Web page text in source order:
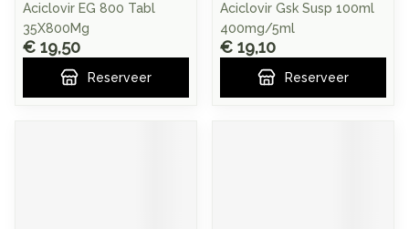
Aciclovir EG 800 Tabl
35X800Mg
€ 19,50
Reserveer
Aciclovir Gsk Susp 100ml
400mg/5ml
€ 19,10
Reserveer